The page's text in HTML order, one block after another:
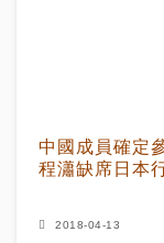
中國成員確定
程瀟缺席日本
2018-04-13